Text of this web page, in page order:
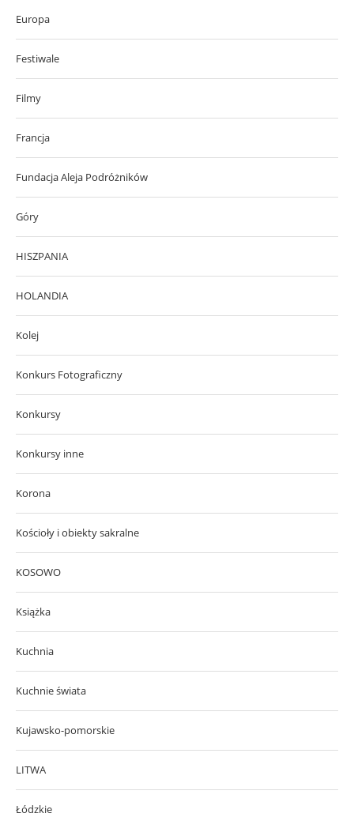
Europa
Festiwale
Filmy
Francja
Fundacja Aleja Podróżników
Góry
HISZPANIA
HOLANDIA
Kolej
Konkurs Fotograficzny
Konkursy
Konkursy inne
Korona
Kościoły i obiekty sakralne
KOSOWO
Książka
Kuchnia
Kuchnie świata
Kujawsko-pomorskie
LITWA
Łódzkie